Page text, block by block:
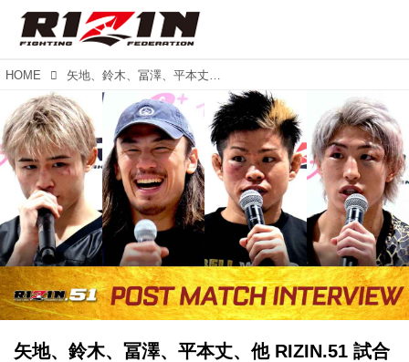
HOME 矢地、鈴木、冨澤、平本丈、他 RIZIN.51 試合後インタビュー vol.5
矢地、鈴木、冨澤、平本丈、他 RIZIN.51 試合